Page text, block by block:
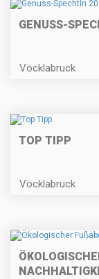
GENUSS-
Vöcklabruck
TOP TIPP
Vöcklabruck